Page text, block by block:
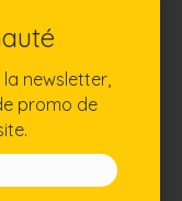
newsletter,
promo de